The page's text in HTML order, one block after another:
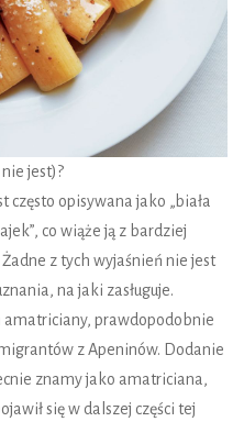
jest)?
często opisywana jako „biała
co wiąże ją z bardziej
z tych wyjaśnień nie jest
na jaki zasługuje.
amatriciany, prawdopodobnie
z Apeninów. Dodanie
znamy jako amatriciana,
się w dalszej części tej